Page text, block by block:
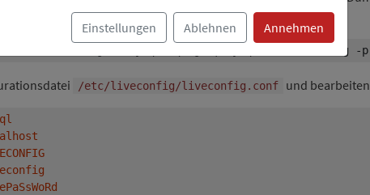
doc/liveconfig/ :
doc/liveconfig/db-mysql.sql.gz
/etc/liveconfig/liveconfig.conf und
Einstellungen Ablehnen Annehmen